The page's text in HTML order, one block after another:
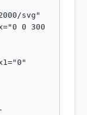
svg"
0 300